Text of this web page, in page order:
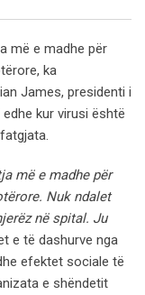
më e madhe për
ka
James, presidenti i
kur virusi është
më e madhe për
Nuk ndalet
në spital. Ju
e të dashurve nga
efektet sociale të
e shëndetit